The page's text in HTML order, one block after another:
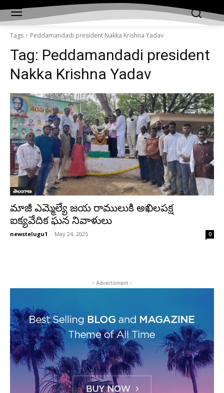
Tags Peddamandadi president Nakka Krishna Yadav
Tag: Peddamandadi president
Nakka Krishna Yadav
తెలంగాణ
మాజీ ఎమ్మెల్యే జయ రాములుకి అఖిలపక్ష
ఐక్యవేదిక ఘన నివాళులు
newstelugu1 - May 24, 2025 0
- Advertisment -